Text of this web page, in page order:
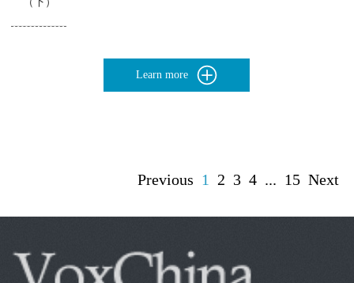
Learn more
Previous 1 2 3 4 ... 15 Next